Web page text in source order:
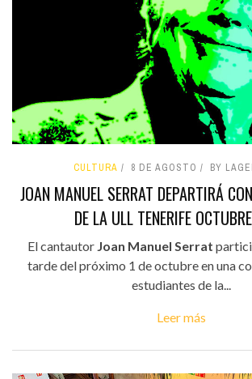
CULTURA 8 DE AGOSTO BY
JOAN MANUEL SERRAT DEPARTIRÁ
DE LA ULL TENERIFE
El cantautor Joan Manuel Serrat
tarde del próximo 1 de octubre en una
estudiantes de la...
Leer más